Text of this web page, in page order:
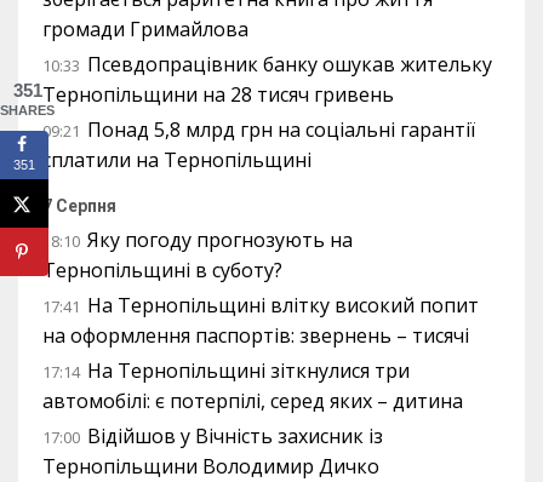
громади Гримайлова
10:33 Псевдопрацівник банку ошукав жительку
Тернопільщини на 28 тисяч гривень
09:21 Понад 5,8 млрд грн на соціальні гарантії
сплатили на Тернопільщині
7 Серпня
18:10 Яку погоду прогнозують на
Тернопільщині в суботу?
17:41 На Тернопільщині влітку високий попит
на оформлення паспортів: звернень – тисячі
17:14 На Тернопільщині зіткнулися три
автомобілі: є потерпілі, серед яких – дитина
17:00 Відійшов у Вічність захисник із
Тернопільщини Володимир Дичко
351
SHARES
351